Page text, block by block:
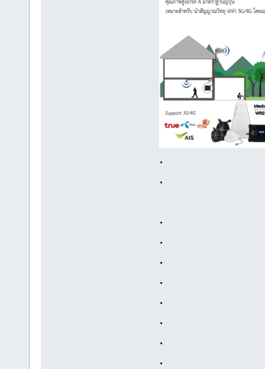
.
.
.
.
.
.
.
.
.
.